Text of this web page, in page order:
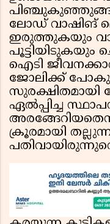
ലോഡ് വാഷിങ്
ഇരുത്തുകയും
പൂട്ടിയിടുകയും
ഐടി
ജോലിക്ക്
സുരക്ഷിതമായി
ഏൽപ്പിച്ച
ക്രൂരമായി